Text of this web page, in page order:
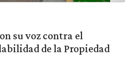
su voz contra el
de la Propiedad